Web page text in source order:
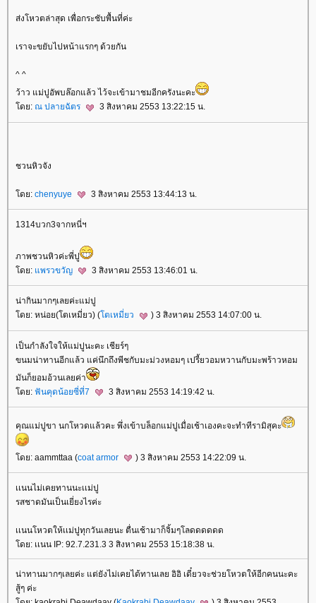
ส่งโหวตล่าสุด เพื่อกระชับพื้นที่ค่ะ
เราจะขยับไปหน้าแรกๆ ด้วยกัน
^ ^
ว้าว แม่ปูอัพบล๊อกแล้ว ไว้จะเข้ามาชมอีกครังนะคะ
ดย: ณ ปลายฉัตร 3 สิงหาคม 2553 13:22:15 น.
ชวนหิวจัง
ดย: chenyuye 3 สิงหาคม 2553 13:44:13 น.
1314บวก3จากหนี่ฯ
ภาพชวนหิวค่ะพี่ปู
ดย: พรวขวัญ 3 สิงหาคม 2553 13:46:01 น.
น่ากินมากๆเลยค่ะแม่ปู
ดย: หน่อย(โตเหมี่ยว) (ตเหมี่ยว ) 3 สิงหาคม 2553 14:07:00 น.
เป็นกำลังใจให้แม่ปูนะคะ เชียร์ๆ
ขนมน่าทานอีกแล้ว แค่นึกถึงพีชกับมะม่วงหอมๆ เปรี้ยวอมหวานกับมะพร้าวหอม
มันก็ยอมอ้วนเลยค่า
ดย: ฟันคุดน้อยซี่ที่7 3 สิงหาคม 2553 14:19:42 น.
คุณแม่ปูขา นกโหวดแล้วคะ พึ่งเข้าบล็อกแม่ปูเมื่อเช้าเองคะจะทำทีรามิสุคะ
ดย: aammttaa (coat armor ) 3 สิงหาคม 2553 14:22:09 น.
เเนนไม่เคยทานนะเเม่ปู
รสชาดมันเป็นเยี่ยงไรค่ะ
เเนนโหวตให้เเม่ปูทุกวันเลยนะ ตื่นเช้ามาก็จิ้มๆโลดดดดดด
ดย: เเนน IP: 92.7.231.3 3 สิงหาคม 2553 15:18:38 น.
น่าทานมากๆเลยค่ะ แต่ยังไม่เคยได้ทานเลย อิอิ เดี๋ยวจะช่วยโหวตให้อีกคนนะคะ
สู้ๆ ค่ะ